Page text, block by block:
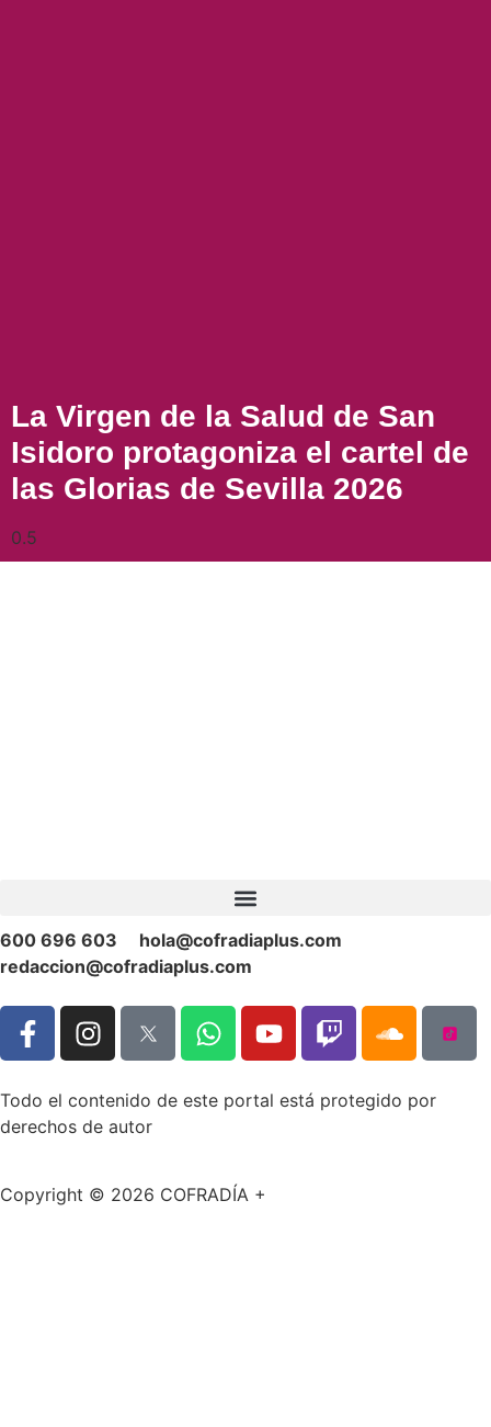
La Virgen de la Salud de San
Isidoro protagoniza el cartel de
las Glorias de Sevilla 2026
600 696 603
hola@cofradiaplus.com
redaccion@cofradiaplus.com
Todo el contenido de este portal está protegido por
derechos de autor
Copyright © 2026 COFRADÍA +